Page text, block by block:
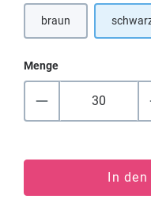
braun(Diese Option ist
Menge
In den